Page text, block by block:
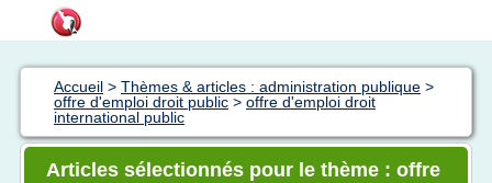
Accueil > Thèmes & articles : administration publique >
offre d'emploi droit public > offre d'emploi droit
international public
Articles sélectionnés pour le thème : offre